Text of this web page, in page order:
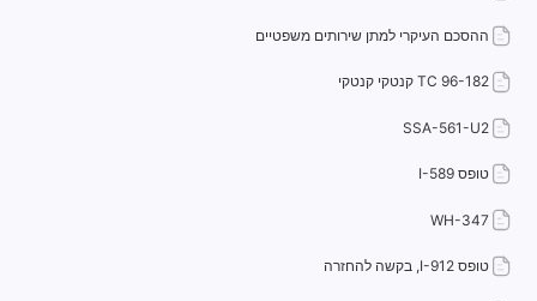
ההסכם העיקרי למתן שירותים משפטיים
TC 96-182 קנטקי קנטקי
SSA-561-U2
טופס I-589
WH-347
טופס I-912, בקשה להחזרה